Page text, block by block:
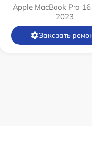
Apple MacBook Pro 16
2023
Заказать